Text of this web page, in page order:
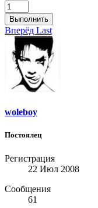
Выполнить
Вперёд Last
woleboy
Постоялец
Регистрация
22 Июл 2008
Сообщения
61